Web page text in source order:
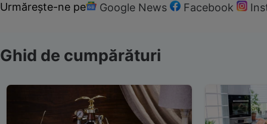
Urmărește-ne pe Google News Facebook
Ghid de cumpărături